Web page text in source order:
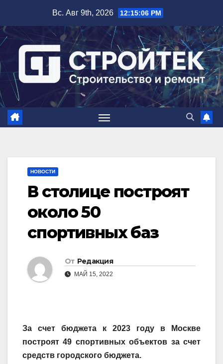
содержимому
Вс. Авг 9th, 2026 12:15:07 PM
НОВОСТИ
В столице построят
около 50
спортивных баз
От Редакция
МАЙ 15, 2022
За счет бюджета к 2023 году в Москве
построят 49 спортивных объектов за счет
средств городского бюджета.